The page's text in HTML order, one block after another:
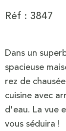
Réf : 3847
Dans un
spacieuse
rez de
cuisine avec
d'eau. La vue
vous séduira !